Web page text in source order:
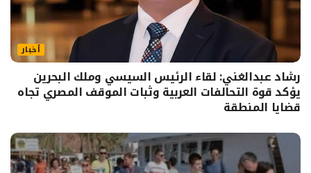
أخبار
رشاد عبدالغني: لقاء الرئيس السيسي وملك البحرين
يؤكد قوة التحالفات العربية وثبات الموقف المصري تجاه
قضايا المنطقة